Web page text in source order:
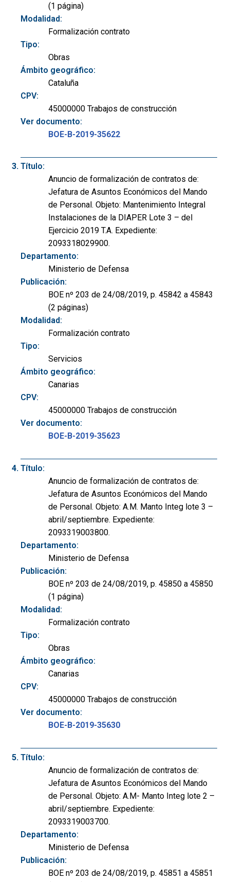
(1 página)
Modalidad:
Formalización contrato
Tipo:
Obras
Ámbito geográfico:
Cataluña
CPV:
45000000 Trabajos de construcción
Ver documento:
BOE-B-2019-35622
Título:
Anuncio de formalización de contratos de:
Jefatura de Asuntos Económicos del Mando
de Personal. Objeto: Mantenimiento Integral
Instalaciones de la DIAPER Lote 3 – del
Ejercicio 2019 T.A. Expediente:
2093318029900.
Departamento:
Ministerio de Defensa
Publicación:
BOE nº 203 de 24/08/2019, p. 45842 a 45843
(2 páginas)
Modalidad:
Formalización contrato
Tipo:
Servicios
Ámbito geográfico:
Canarias
CPV:
45000000 Trabajos de construcción
Ver documento:
BOE-B-2019-35623
Título:
Anuncio de formalización de contratos de:
Jefatura de Asuntos Económicos del Mando
de Personal. Objeto: A.M. Manto Integ lote 3 –
abril/septiembre. Expediente:
2093319003800.
Departamento:
Ministerio de Defensa
Publicación:
BOE nº 203 de 24/08/2019, p. 45850 a 45850
(1 página)
Modalidad:
Formalización contrato
Tipo:
Obras
Ámbito geográfico:
Canarias
CPV:
45000000 Trabajos de construcción
Ver documento:
BOE-B-2019-35630
Título:
Anuncio de formalización de contratos de:
Jefatura de Asuntos Económicos del Mando
de Personal. Objeto: A.M- Manto Integ lote 2 –
abril/septiembre. Expediente:
2093319003700.
Departamento:
Ministerio de Defensa
Publicación:
BOE nº 203 de 24/08/2019, p. 45851 a 45851